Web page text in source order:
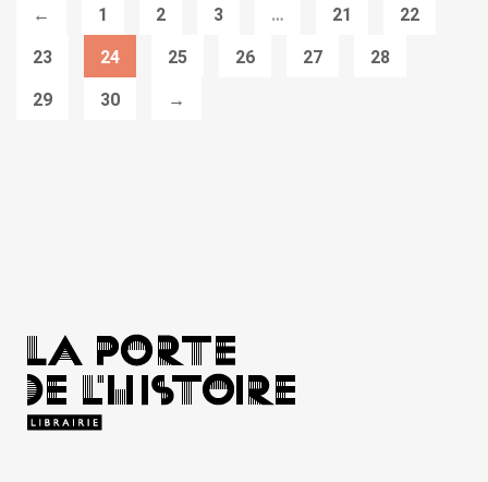
← 1 2 3 … 21 22
23 24 25 26 27 28
29 30 →